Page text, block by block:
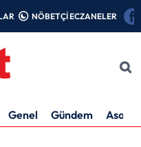
NÖBETÇİ ECZANELER
Genel Gündem Asayiş